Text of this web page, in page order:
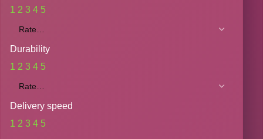
1 2 3 4 5
Durability
1 2 3 4 5
Delivery speed
1 2 3 4 5